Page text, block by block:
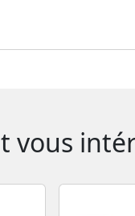
vous